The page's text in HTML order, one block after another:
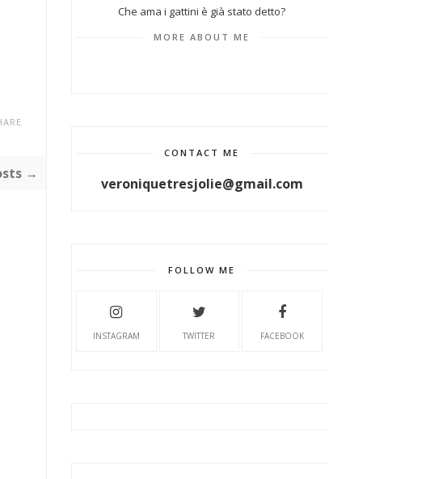
→
Che ama i gattini è già stato detto?
MORE ABOUT ME
CONTACT ME
veroniquetresjolie@gmail.com
FOLLOW ME
INSTAGRAM TWITTER FACEBOOK